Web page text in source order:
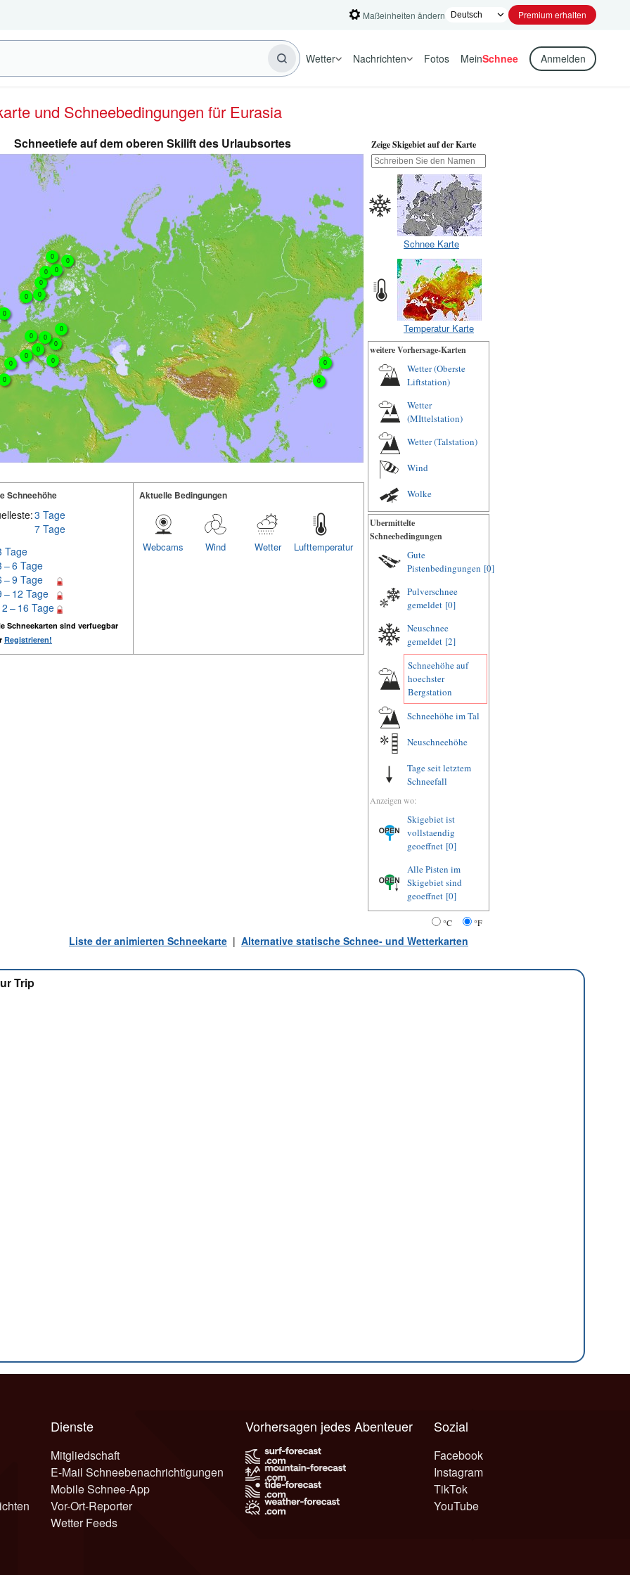
Maßeinheiten ändern Premium erhalten
Wetter Nachrichten Fotos MeinSchnee Anmelden
und Schneebedingungen für Eurasia
Schneetiefe auf dem oberen Skilift des Urlaubsortes
0
0
0
0
0
0
0
0
0
0
0
0
0
0
0
0
0
0
0
Schneehöhe
3 Tage
7 Tage
Tage
– 6 Tage
– 9 Tage
– 12 Tage
– 16 Tage
Schneekarten sind verfuegbar
Registrieren!
Aktuelle Bedingungen
Lufttemperatur
Wetter
Wind
Webcams
Zeige Skigebiet auf der Karte
Schnee Karte
Temperatur Karte
weitere Vorhersage-Karten
Wetter (Oberste
Liftstation)
Wetter
(MIttelstation)
Wetter (Talstation)
Wind
Wolke
Ubermittelte
Schneebedingungen
Gute
Pistenbedingungen [0]
Pulverschnee
gemeldet [0]
Neuschnee
gemeldet [2]
Schneehöhe auf
hoechster
Bergstation
Schneehöhe im Tal
Neuschneehöhe
Tage seit letztem
Schneefall
Anzeigen wo:
Skigebiet ist
vollstaendig
geoeffnet [0]
Alle Pisten im
Skigebiet sind
geoeffnet [0]
°C °F
Liste der animierten Schneekarte | Alternative statische Schnee- und Wetterkarten
Trip
Dienste
Mitgliedschaft
E-Mail Schneebenachrichtigungen
Mobile Schnee-App
Vor-Ort-Reporter
Wetter Feeds
Sozial
Facebook
Instagram
TikTok
YouTube
Vorhersagen jedes Abenteuer